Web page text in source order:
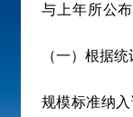
与上年所公
（一）根据
规模标准纳